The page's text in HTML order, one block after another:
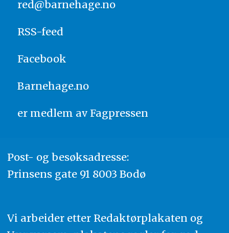
red@barnehage.no
RSS-feed
Facebook
Barnehage.no
er medlem av Fagpressen
Post- og besøksadresse:
Prinsens gate 91 8003 Bodø
Vi arbeider etter Redaktørplakaten og